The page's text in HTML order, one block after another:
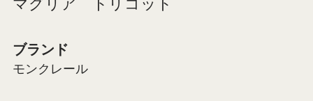
マグリア トリコット
ブランド
モンクレール